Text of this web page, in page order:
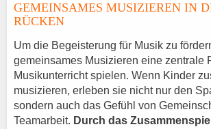
GEMEINSAMES MUSIZIEREN IN
RÜCKEN
Um die Begeisterung für Musik zu
gemeinsames Musizieren eine zentrale
Musikunterricht spielen. Wenn Kinder
musizieren, erleben sie nicht nur den
sondern auch das Gefühl von
Teamarbeit. Durch das